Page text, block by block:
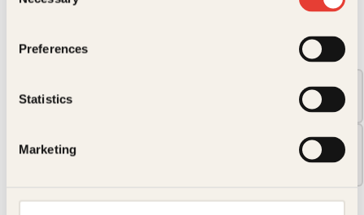
Preferences
Statistics
Marketing
Format:
229kr